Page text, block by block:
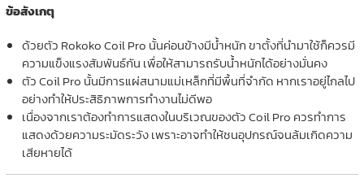
ข้อสังเกตุ
ด้วยตัว Rokoko Coil Pro นั้นค่อนข้างมีน้ำหนัก ขาตั้งที่นำมาใช้ก็ควรมี
ความแข็งแรงสัมพันธ์กัน เพื่อให้สามารถรับน้ำหนักได้อย่างมั่นคง
ตัว Coil Pro นั้นมีการแผ่สนามแม่เหล็กที่มีพื้นที่จำกัด หากเราอยู่ไกลไป
อย่างทำให้ประสิธิภาพการทำงานไม่ดีพอ
เนื่องจากเราต้องทำการแสดงในบริเวณของตัว Coil Pro ควรทำการ
แสดงด้วยความระมัดระวัง เพราะอาจทำให้ชนอุปกรณ์จนล้มเกิดความ
เสียหายได้